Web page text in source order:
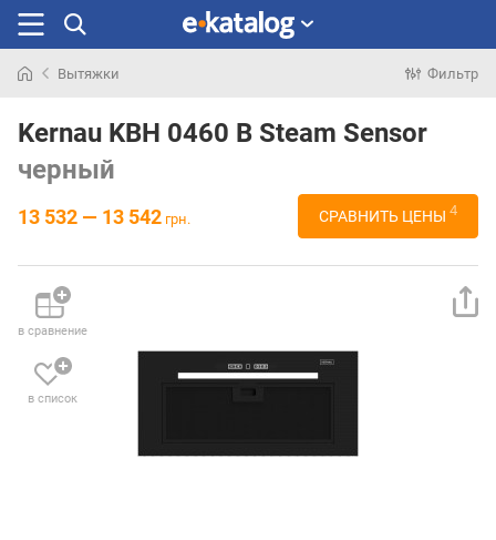
раньше
Вытяжки Фильтр
Kernau KBH 0460 B Steam Sensor
черный
13 532 — 13 542 грн. СРАВНИТЬ ЦЕНЫ 4
в сравнение
в список